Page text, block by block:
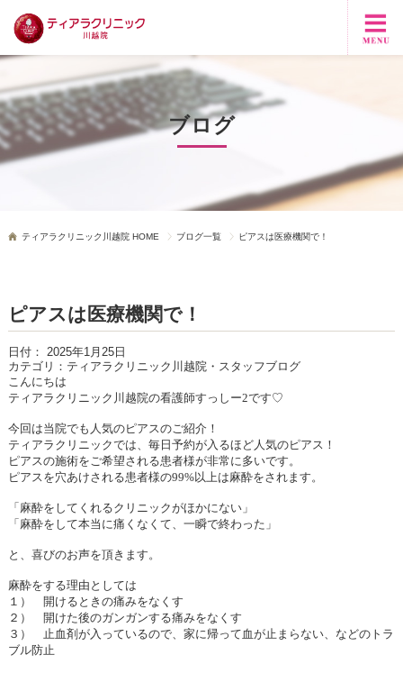
ブログ
ティアラクリニック川越院 HOME ブログ一覧 ピアスは医療機関で！
ピアスは医療機関で！
日付： 2025年1月25日
カテゴリ： ティアラクリニック川越院・スタッフブログ
こんにちは
ティアラクリニック川越院の看護師すっしー2です♡
今回は当 院でも人気のピアスのご紹介！
ティアラクリニックでは、毎日予約が入るほど人気のピアス！
ピアスの施術をご希望される患者様が非常に多いです。
ピアスを穴あけされる患者様の99%以上は麻酔をされます。
「麻酔をしてくれるクリニックがほかにない」
「麻酔をして本当に痛くなくて、一瞬で終わった」
と、喜びのお声を頂きます。
麻酔をする理由としては
１） 開けるときの痛みをなくす
２） 開けた後のガンガンする痛みをなくす
３） 止血剤が入っているので、家に帰って血が止まらない、などのトラ
ブル防止